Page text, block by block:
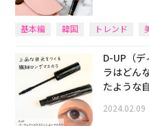
基本編 韓国 トレンド
D-UP（
ラはどん
たような
2024.02.09